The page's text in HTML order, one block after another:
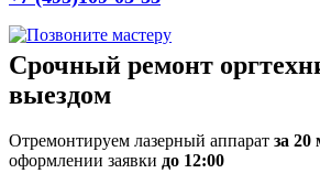
Срочный ремонт
выездом
Отремонтируем лазерный аппарат за 20
оформлении заявки до 12:00